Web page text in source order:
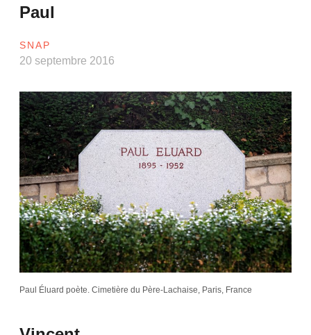
Paul
SNAP
20 septembre 2016
Paul Éluard poète. Cimetière du Père-Lachaise, Paris, France